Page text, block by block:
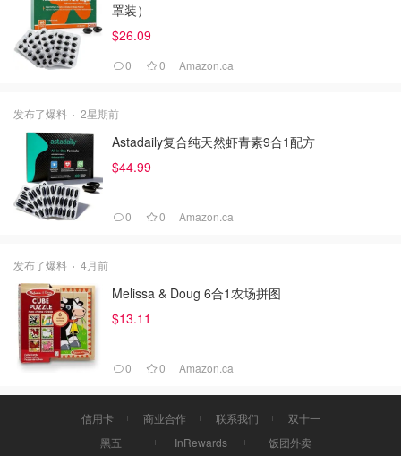
罩装）
$26.09
0 0 Amazon.ca
发布了爆料 2星期前
Astadaily复合纯天然虾青素9合1配方
$44.99
0 0 Amazon.ca
发布了爆料 4月前
Melissa & Doug 6合1农场拼图
$13.11
0 0 Amazon.ca
信用卡 商业合作 联系我们
双十一
黑五
InRewards 饭团外卖